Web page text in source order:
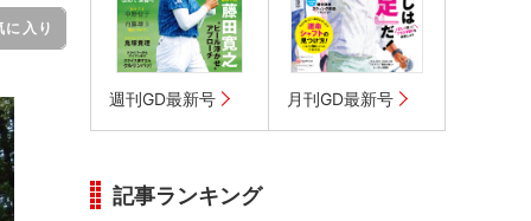
に入り
週刊GD最新号 月刊GD最新号
記事ランキング